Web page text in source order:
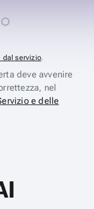
dal servizio.
deve avvenire
nel
e delle